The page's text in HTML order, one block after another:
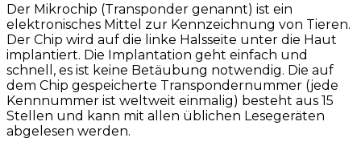
Der Mikrochip (Transponder genannt) ist ein
elektronisches Mittel zur Kennzeichnung von Tieren.
Der Chip wird auf die linke Halsseite unter die Haut
implantiert. Die Implantation geht einfach und
schnell, es ist keine Betäubung notwendig. Die auf
dem Chip gespeicherte Transpondernummer (jede
Kennnummer ist weltweit einmalig) besteht aus 15
Stellen und kann mit allen üblichen Lesegeräten
abgelesen werden.